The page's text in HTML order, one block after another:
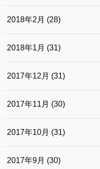
2018年2月 (28)
2018年1月 (31)
2017年12月 (31)
2017年11月 (30)
2017年10月 (31)
2017年9月 (30)